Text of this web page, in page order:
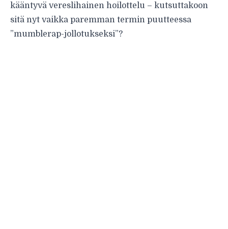
kääntyvä vereslihainen hoilottelu – kutsuttakoon
sitä nyt vaikka paremman termin puutteessa
”mumblerap-jollotukseksi”?